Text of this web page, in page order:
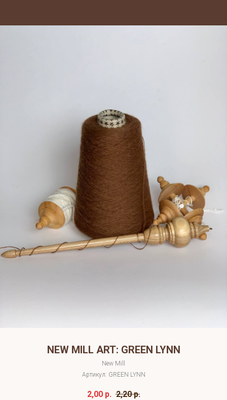
NEW MILL ART: GREEN LYNN
New Mill
Артикул: GREEN LYNN
2,00 р. 2,20 р.